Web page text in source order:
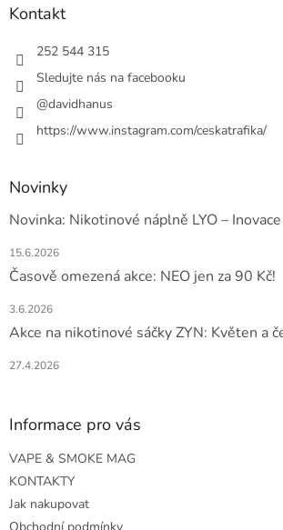
Kontakt
252 544 315
Sledujte nás na facebooku
@davidhanus
https://www.instagram.com/ceskatrafika/
Novinky
Novinka: Nikotinové náplně LYO –
15.6.2026
Časově omezená akce: NEO jen za 90 Kč!
3.6.2026
Akce na nikotinové sáčky ZYN: Květen a
27.4.2026
Informace pro vás
VAPE & SMOKE MAG
KONTAKTY
Jak nakupovat